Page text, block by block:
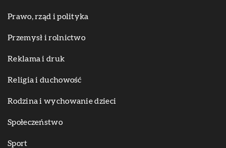
Prawo, rząd i polityka
Przemysł i rolnictwo
Reklama i druk
Religia i duchowość
Rodzina i wychowanie dzieci
Społeczeństwo
Sport